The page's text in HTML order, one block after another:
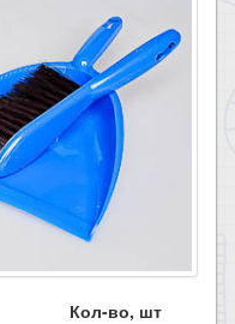
Кол-во, шт